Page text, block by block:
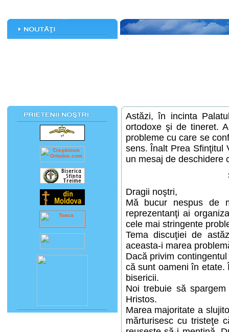
Astăzi, în incinta
ortodoxe şi de tineret.
probleme cu care se
sens. Înalt Prea Sfinţitul
un mesaj de deschidere
Dragii noştri,
Mă bucur nespus de
reprezentanţi ai
cele mai stringente
Tema discuţiei de
aceasta-i marea
Dacă privim
că sunt oameni în etate.
bisericii.
Noi trebuie să
Hristos.
Marea majoritate a
mărturisesc cu tristeţe